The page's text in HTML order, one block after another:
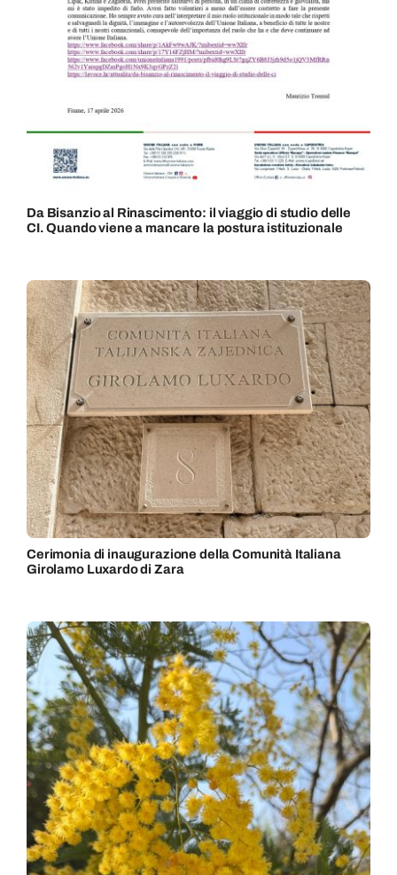
Da Bisanzio al Rinascimento: il viaggio di studio delle
CI. Quando viene a mancare la postura istituzionale
Cerimonia di inaugurazione della Comunità Italiana
Girolamo Luxardo di Zara